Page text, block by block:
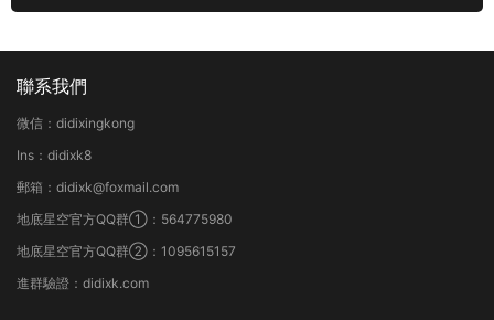
聯系我們
微信：didixingkong
Ins：didixk8
郵箱：didixk@foxmail.com
地底星空官方QQ群①：564775980
地底星空官方QQ群②：1095615157
進群驗證：didixk.com